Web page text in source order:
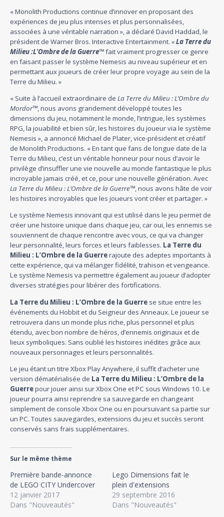
« Monolith Productions continue d’innover en proposant des
expériences de jeu plus intenses et plus personnalisées,
associées à une véritable narration », a déclaré David Haddad, le
président de Warner Bros. Interactive Entertainment.«La Terre du
Milieu :L’Ombre de la Guerre™fait vraiment progresser ce genre
en faisant passer le système Nemesis au niveau supérieur et en
permettant aux joueurs de créer leur propre voyage au sein de la
Terre du Milieu. »
« Suite à l’accueil extraordinaire deLa Terre du Milieu : L’Ombre du
Mordor™, nous avons grandement développé toutes les
dimensions du jeu, notamment le monde, l’intrigue, les systèmes
RPG, la jouabilité et bien sûr, les histoires du joueur via le système
Nemesis », a annoncé Michael de Plater, vice-président et créatif
de Monolith Productions. « En tant que fans de longue date de la
Terre du Milieu, c’est un véritable honneur pour nous d’avoir le
privilège d’insuffler une vie nouvelle au monde fantastique le plus
incroyable jamais créé, et ce, pour une nouvelle génération. Avec
La Terre du Milieu : L’Ombre de la Guerre™, nous avons hâte de voir
les histoires incroyables que les joueurs vont créer et partager. »
Le système Nemesis innovant qui est utilisé dans le jeu permet de
créer une histoire unique dans chaque jeu, car oui, les ennemis se
souviennent de chaque rencontre avec vous, ce qui va changer
leur personnalité, leurs forces et leurs faiblesses. La Terre du
Milieu : L’Ombre de la Guerrerajoute des adeptes importants à
cette expérience, qui va mélanger fidélité, trahison et vengeance.
Le système Nemesis va permettre également au joueur d’adopter
diverses stratégies pour libérer des fortifications.
La Terre du Milieu : L’Ombre de la Guerre se situe entre les
événements du Hobbit et du Seigneur des Anneaux. Le joueur se
retrouvera dans un monde plus riche, plus personnel et plus
étendu, avec bon nombre de héros, d’ennemis originaux et de
lieux symboliques. Sans oublié les histoires inédites grâce aux
nouveaux personnages et leurs personnalités.
Le jeu étant un titre Xbox Play Anywhere, il suffit d’acheter une
version dématérialisée de La Terre du Milieu : L’Ombre de la
Guerrepour jouer ainsi sur Xbox One et PC sous Windows 10. Le
joueur pourra ainsi reprendre sa sauvegarde en changeant
simplement de console Xbox One ou en poursuivant sa partie sur
un PC. Toutes sauvegardes, extensions du jeu et succès seront
conservés sans frais supplémentaires.
Sur le même thème
Première bande-annonce
de LEGO CITY Undercover
12 janvier 2017
Dans "Nouveautés"
Lego Dimensions fait le
plein d'extensions
29 septembre 2016
Dans "Nouveautés"